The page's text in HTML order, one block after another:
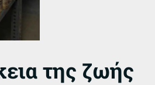
της ζωής